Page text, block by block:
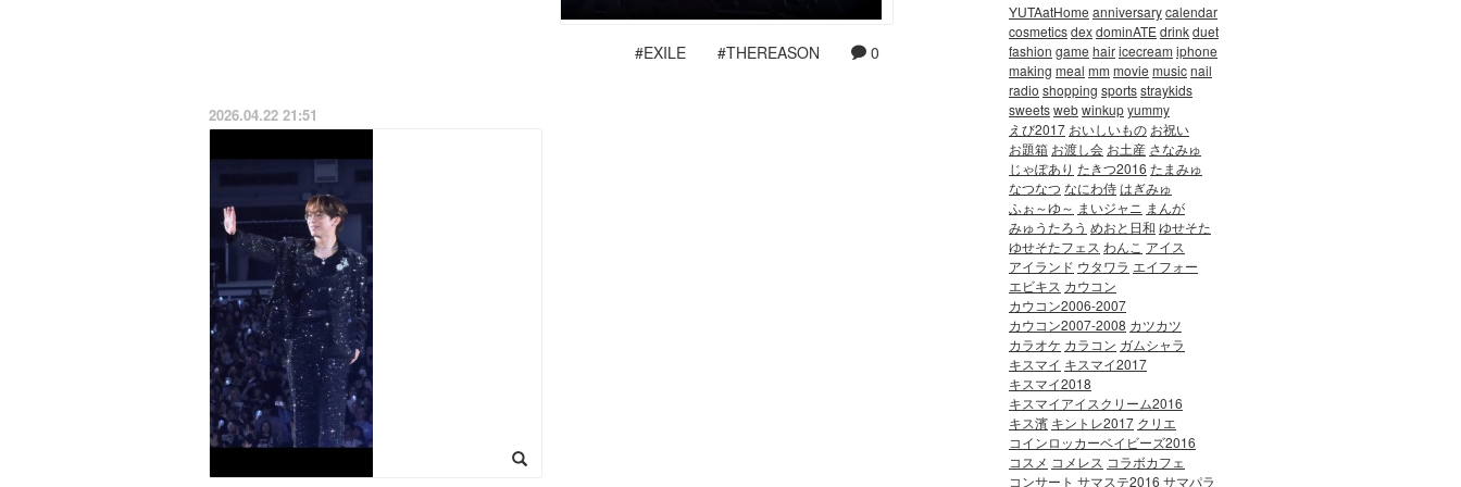
YUTAatHome anniversarycalendar
cosmeticsdexdominATEdrinkduet
fashion game hairicecream iphone
making meal mm movie musicnail
radio shopping sportsstraykids
sweetswebwinkupyummy
えび2017 おいしいもの お祝い
お題箱 お渡し会 お土産 さなみゅ
じゃぽあり たきつ2016 たまみゅ
なつなつ なにわ侍はぎみゅ
ふぉ～ゆ～ まいジャニ まんが
みゅうたろう めおと日和 ゆせそた
ゆせそたフェス わんこ アイス
アイランド ウタワラ エイフォー
エビキス カウコン
カウコン2006-2007
カウコン2007-2008 カツカツ
カラオケ カラコン ガムシャラ
キスマイ キスマイ2017
キスマイ2018
キスマイアイスクリーム2016
キス濱 キントレ2017 クリエ
コインロッカーベイビーズ2016
コスメ コメレス コラボカフェ
コンサート サマステ2016 サマパラ
#EXILE #THEREASON 0
2026.04.22 21:51